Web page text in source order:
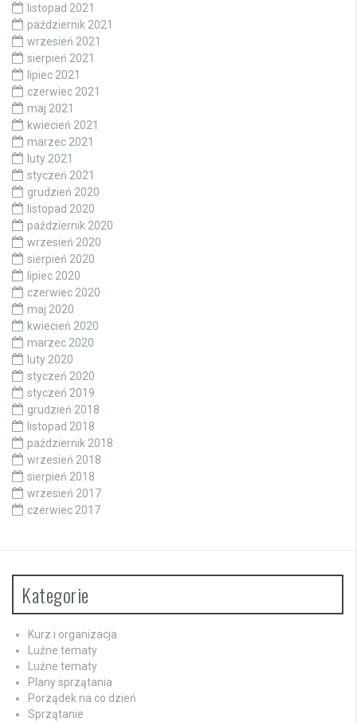
listopad 2021
październik 2021
wrzesień 2021
sierpień 2021
lipiec 2021
czerwiec 2021
maj 2021
kwiecień 2021
marzec 2021
luty 2021
styczeń 2021
grudzień 2020
listopad 2020
październik 2020
wrzesień 2020
sierpień 2020
lipiec 2020
czerwiec 2020
maj 2020
kwiecień 2020
marzec 2020
luty 2020
styczeń 2020
styczeń 2019
grudzień 2018
listopad 2018
październik 2018
wrzesień 2018
sierpień 2018
wrzesień 2017
czerwiec 2017
Kategorie
Kurz i organizacja
Luźne tematy
Luźne tematy
Plany sprzątania
Porządek na co dzień
Sprzątanie